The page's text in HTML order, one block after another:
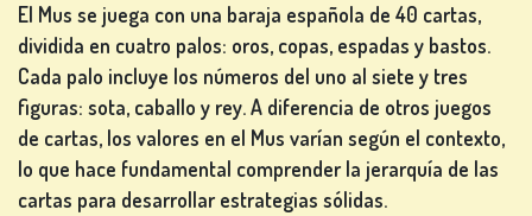
JUEGOS
DE
LOTERÍA
El Mus se juega con una baraja española de 40 cartas,
dividida en cuatro palos: oros, copas, espadas y bastos.
Cada palo incluye los números del uno al siete y tres
figuras: sota, caballo y rey. A diferencia de otros juegos
de cartas, los valores en el Mus varían según el contexto,
lo que hace fundamental comprender la jerarquía de las
cartas para desarrollar estrategias sólidas.